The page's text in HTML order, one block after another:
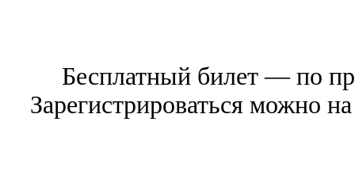
Бесплатный билет — по
Зарегистрироваться можно